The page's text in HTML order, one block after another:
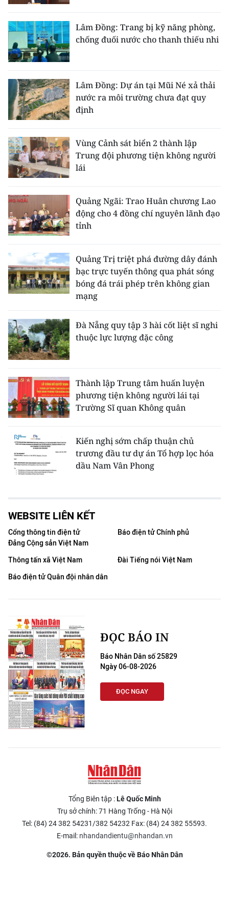
Lâm Đồng: Trang bị kỹ năng phòng,
chống đuối nước cho thanh thiếu nhi
Lâm Đồng: Dự án tại Mũi Né xả thải
nước ra môi trường chưa đạt quy
định
Vùng Cảnh sát biển 2 thành lập
Trung đội phương tiện không người
lái
Quảng Ngãi: Trao Huân chương Lao
động cho 4 đồng chí nguyên lãnh đạo
tỉnh
Quảng Trị triệt phá đường dây đánh
bạc trực tuyến thông qua phát sóng
bóng đá trái phép trên không gian
mạng
Đà Nẵng quy tập 3 hài cốt liệt sĩ nghi
thuộc lực lượng đặc công
Thành lập Trung tâm huấn luyện
phương tiện không người lái tại
Trường Sĩ quan Không quân
Kiến nghị sớm chấp thuận chủ
trương đầu tư dự án Tổ hợp lọc hóa
dầu Nam Vân Phong
WEBSITE LIÊN KẾT
Cổng thông tin điện tử
Đảng Cộng sản Việt Nam
Báo điện tử Chính phủ
Thông tấn xã Việt Nam
Đài Tiếng nói Việt Nam
Báo điện tử Quân đội nhân dân
ĐỌC BÁO IN
Báo Nhân Dân số 25829
Ngày 06-08-2026
ĐỌC NGAY
Tổng Biên tập :Lê Quốc Minh
Trụ sở chính: 71 Hàng Trống - Hà Nội
Tel: (84) 24 382 54231/382 54232 Fax: (84) 24 382 55593.
E-mail: nhandandientu@nhandan.vn
©2026. Bản quyền thuộc về Báo Nhân Dân